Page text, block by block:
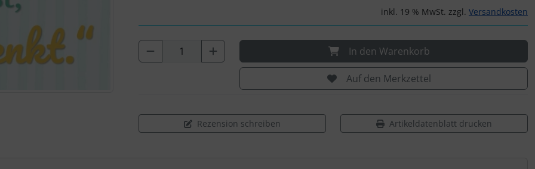
inkl. 19 % MwSt. zzgl. Versandkosten
In den Warenkorb
Auf den Merkzettel
Rezension schreiben Artikeldatenblatt drucken